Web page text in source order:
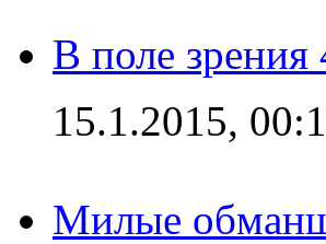
В поле зрения
15.1.2015,
Милые